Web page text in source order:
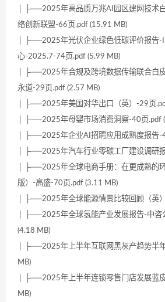
│ ├──2025年高品质万兆AI园区建网技术
络创新联盟-66页.pdf (15.91 MB)
│ ├──2025年光伏企业绿色低碳评价报告-
心-2025.7-74页.pdf (5.99 MB)
│ ├──2025年合规及跨境数据传输联合白
永道-29页.pdf (2.57 MB)
│ ├──2025年美国对华出口（英）-29页
│ ├──2025年母婴市场消费洞察-40页.pdf
│ ├──2025年企业AI招聘应用成熟度报告-
│ ├──2025年汽车行业零碳工厂建设调研
│ ├──2025年全球电商手册：在更成熟的
版）-高盛-70页.pdf (3.11 MB)
│ ├──2025年全球能源情景比较回顾（英
│ ├──2025年全球氢能产业发展报告-中
(4.18 MB)
│ ├──2025年上半年互联网黑灰产趋势半
MB)
│ ├──2025年上半年连锁零售门店发展蓝
MB)